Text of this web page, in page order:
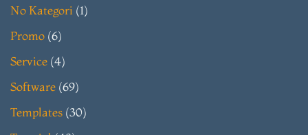
No Kategori (1)
Promo (6)
Service (4)
Software (69)
Templates (30)